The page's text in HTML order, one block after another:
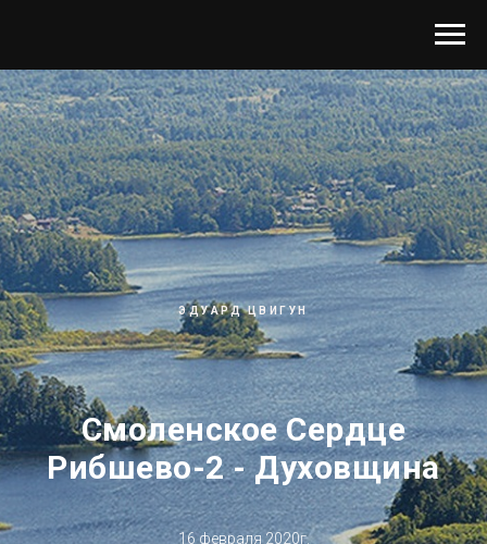
ЭДУАРД ЦВИГУН
Смоленское Сердце
Рибшево-2 - Духовщина
16 февраля 2020г.